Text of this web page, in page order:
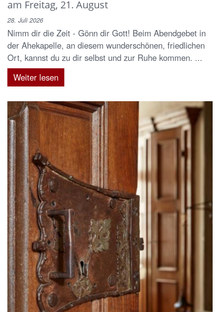
am Freitag, 21. August
28. Juli 2026
Nimm dir die Zeit - Gönn dir Gott! Beim Abendgebet in
der Ahekapelle, an diesem wunderschönen, friedlichen
Ort, kannst du zu dir selbst und zur Ruhe kommen. ...
Weiter lesen